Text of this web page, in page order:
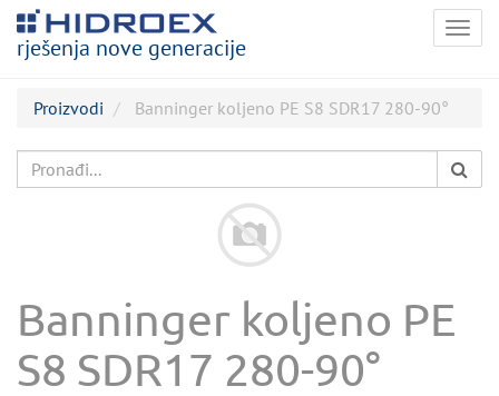
rješenja nove generacije
Proizvodi Banninger koljeno PE S8 SDR17 280-90°
Banninger koljeno PE
S8 SDR17 280-90°